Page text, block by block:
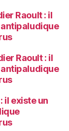
Raoult : il
antipaludique
Raoult : il
antipaludique
il existe un